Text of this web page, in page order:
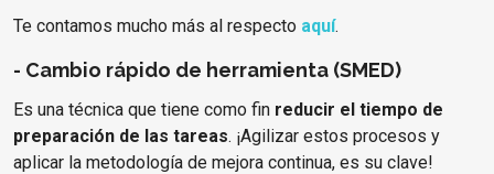
Te contamos mucho más al respecto aquí.
- Cambio rápido de herramienta (SMED)
Es una técnica que tiene como fin reducir el tiempo de
preparación de las tareas. ¡Agilizar estos procesos y
aplicar la metodología de mejora continua, es su clave!